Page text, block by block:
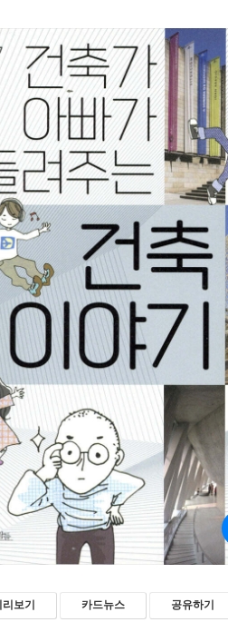
리보기 카드뉴스 공유하기